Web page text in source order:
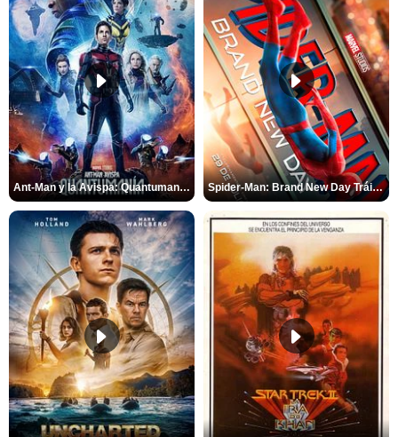
Ant-Man y la Avispa: Quantumanía Tráiler (2) Spider-Man: Brand New Day Tráiler (3)